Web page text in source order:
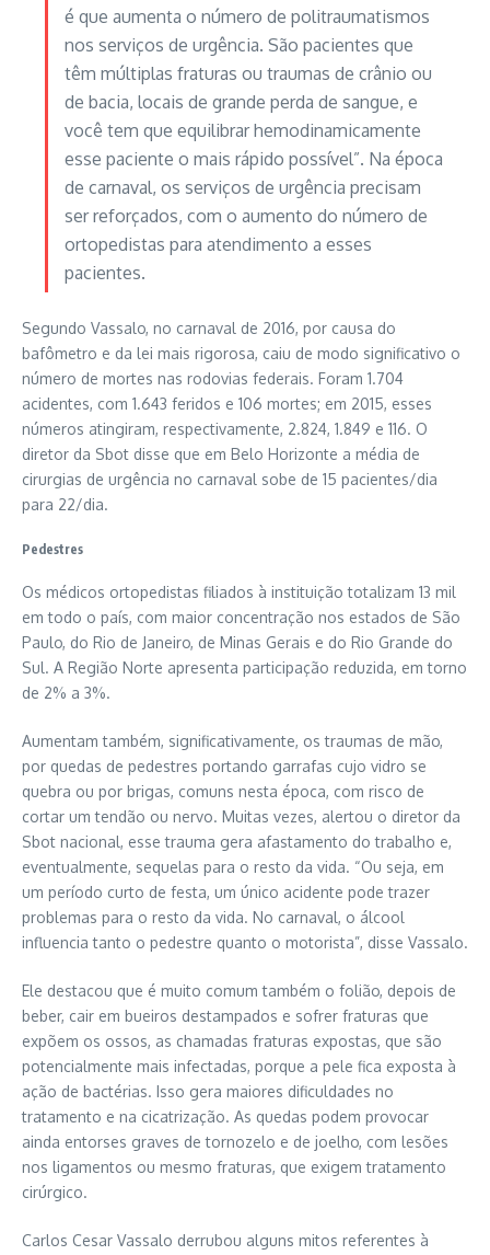
é que aumenta o número de politraumatismos
nos serviços de urgência. São pacientes que
têm múltiplas fraturas ou traumas de crânio ou
de bacia, locais de grande perda de sangue, e
você tem que equilibrar hemodinamicamente
esse paciente o mais rápido possível”. Na época
de carnaval, os serviços de urgência precisam
ser reforçados, com o aumento do número de
ortopedistas para atendimento a esses
pacientes.
Segundo Vassalo, no carnaval de 2016, por causa do
bafômetro e da lei mais rigorosa, caiu de modo significativo o
número de mortes nas rodovias federais. Foram 1.704
acidentes, com 1.643 feridos e 106 mortes; em 2015, esses
números atingiram, respectivamente, 2.824, 1.849 e 116. O
diretor da Sbot disse que em Belo Horizonte a média de
cirurgias de urgência no carnaval sobe de 15 pacientes/dia
para 22/dia.
Pedestres
Os médicos ortopedistas filiados à instituição totalizam 13 mil
em todo o país, com maior concentração nos estados de São
Paulo, do Rio de Janeiro, de Minas Gerais e do Rio Grande do
Sul. A Região Norte apresenta participação reduzida, em torno
de 2% a 3%.
Aumentam também, significativamente, os traumas de mão,
por quedas de pedestres portando garrafas cujo vidro se
quebra ou por brigas, comuns nesta época, com risco de
cortar um tendão ou nervo. Muitas vezes, alertou o diretor da
Sbot nacional, esse trauma gera afastamento do trabalho e,
eventualmente, sequelas para o resto da vida. “Ou seja, em
um período curto de festa, um único acidente pode trazer
problemas para o resto da vida. No carnaval, o álcool
influencia tanto o pedestre quanto o motorista”, disse Vassalo.
Ele destacou que é muito comum também o folião, depois de
beber, cair em bueiros destampados e sofrer fraturas que
expõem os ossos, as chamadas fraturas expostas, que são
potencialmente mais infectadas, porque a pele fica exposta à
ação de bactérias. Isso gera maiores dificuldades no
tratamento e na cicatrização. As quedas podem provocar
ainda entorses graves de tornozelo e de joelho, com lesões
nos ligamentos ou mesmo fraturas, que exigem tratamento
cirúrgico.
Carlos Cesar Vassalo derrubou alguns mitos referentes à